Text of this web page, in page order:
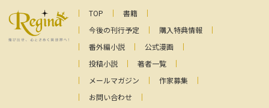
TOP
書籍
今後の刊行予定
購入特典情報
番外編小説
公式漫画
投稿小説
著者一覧
メールマガジン
作家募集
お問い合わせ